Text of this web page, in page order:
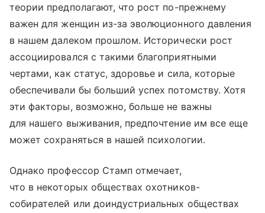
теории предполагают, что рост по-прежнему
важен для женщин из-за эволюционного давления
в нашем далеком прошлом. Исторически рост
ассоциировался с такими благоприятными
чертами, как статус, здоровье и сила, которые
обеспечивали бы больший успех потомству. Хотя
эти факторы, возможно, больше не важны
для нашего выживания, предпочтение им все еще
может сохраняться в нашей психологии.
Однако профессор Стамп отмечает,
что в некоторых обществах охотников-
собирателей или доиндустриальных обществах